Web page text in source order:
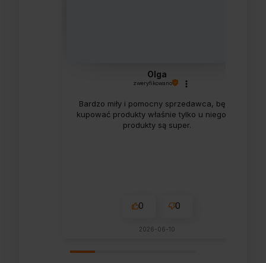
Olga
zweryfikowano
Bardzo miły i pomocny sprzedawca, będę
kupować produkty właśnie tylko u niego ;)),
produkty są super.
0 0
2026-06-10